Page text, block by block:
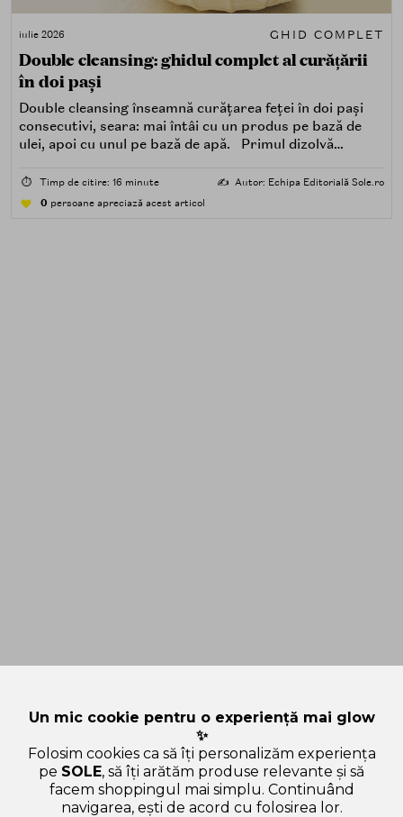
iulie 2026 GHID COMPLET
Double cleansing: ghidul complet al curățării
în doi pași
Double cleansing înseamnă curățarea feței în doi pași
consecutivi, seara: mai întâi cu un produs pe bază de
ulei, apoi cu unul pe bază de apă. Primul dizolvă
poluare. Al doilea îndepărtează impuritățile solubile în
⏱️ Timp de citire: 16 minute ✍️ Autor: Echipa Editorială Sole.ro
0 persoane apreciază acest articol
Un mic cookie pentru o experiență mai glow
✨
Folosim cookies ca să îți personalizăm experiența
pe SOLE, să îți arătăm produse relevante și să
facem shoppingul mai simplu. Continuând
navigarea, ești de acord cu folosirea lor.